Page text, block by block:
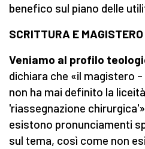
benefico sul piano delle
SCRITTURA E
Veniamo al profilo
dichiara che «il magistero
non ha mai definito la
'riassegnazione
esistono pronunciamenti
sul tema, così come non